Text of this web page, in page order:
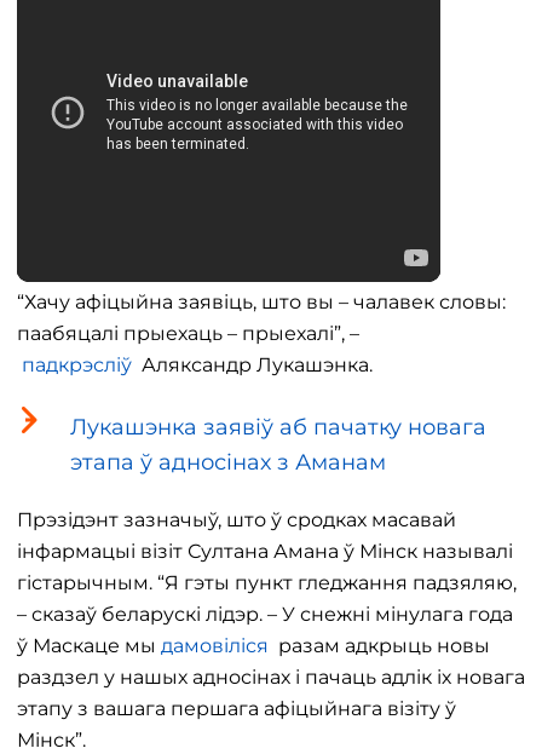
“Хачу афіцыйна заявіць, што вы – чалавек словы:
паабяцалі прыехаць – прыехалі”, –
падкрэсліў Аляксандр Лукашэнка.
Лукашэнка заявіў аб пачатку новага
этапа ў адносінах з Аманам
Прэзідэнт зазначыў, што ў сродках масавай
інфармацыі візіт Султана Амана ў Мінск называлі
гістарычным. “Я гэты пункт гледжання падзяляю,
– сказаў беларускі лідэр. – У снежні мінулага года
ў Маскаце мы дамовіліся разам адкрыць новы
раздзел у нашых адносінах і пачаць адлік іх новага
этапу з вашага першага афіцыйнага візіту ў
Мінск”.